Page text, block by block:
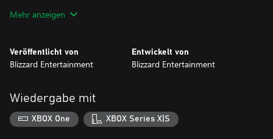
zahllose Möglichkeiten für einzigartige Builds und Ausrüstung.
Online-Mehrspieler-Co-op mit bis zu sieben weiteren Spielern
spielbar. Zu guter Letzt könnt ihr in packenden PvP-Duellen in
Mehr anzeigen
Veröffentlicht von
Blizzard Entertainment
Entwickelt von
Blizzard Entertainment
Wiedergabe mit
XBOX One XBOX Series X|S